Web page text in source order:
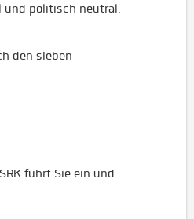
und politisch neutral.
den sieben
SRK führt Sie ein und